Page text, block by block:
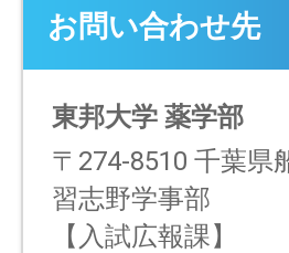
お問い合わせ先
東邦大学 薬学部
〒274-8510 千葉県
習志野学事部
【入試広報課】